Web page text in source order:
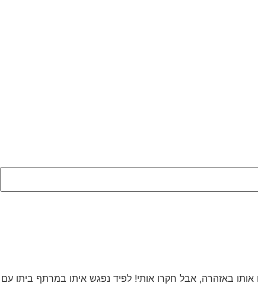
אותו באזהרה, אבל חקרו אותי! לפיד נפגש איתו במרתף ביתו עם